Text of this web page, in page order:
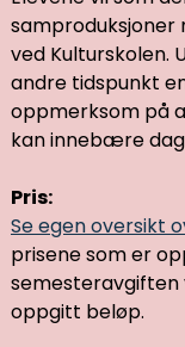
ved Kulturskolen.
andre tidspunkt
oppmerksom på
kan innebære
Pris:
Se egen oversikt
prisene som er
oppgitt beløp.